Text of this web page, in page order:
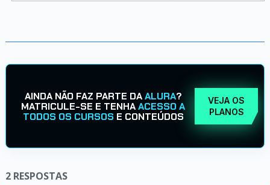
AINDA NÃO FAZ PARTE DAALURA?
MATRICULE-SE E TENHAACESSO A
TODOS OS CURSOS E CONTEÚDOS
VEJA OS
PLANOS
2 RESPOSTAS